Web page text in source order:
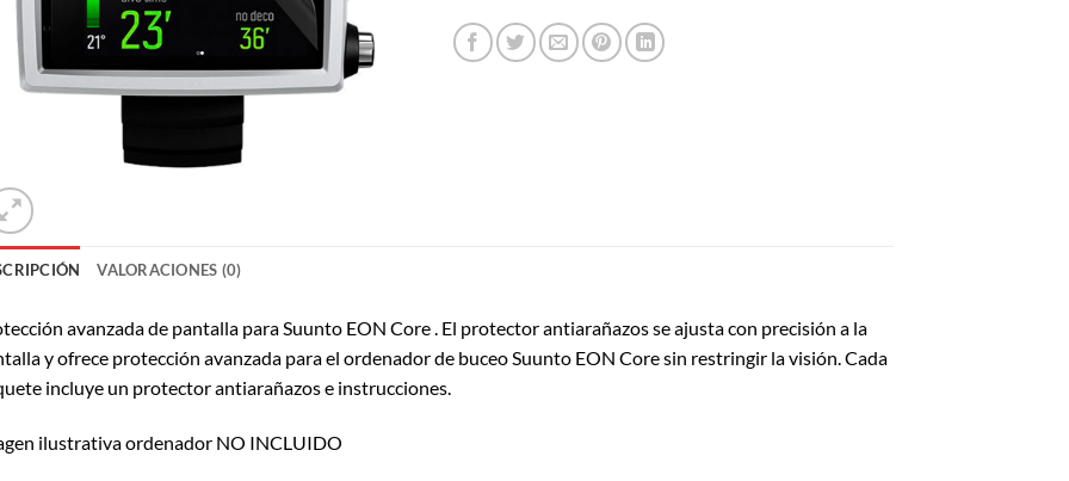
VALORACIONES (0)
avanzada de pantalla para Suunto EON Core . El protector antiarañazos se ajusta con precisión a la
y ofrece protección avanzada para el ordenador de buceo Suunto EON Core sin restringir la visión. Cada
incluye un protector antiarañazos e instrucciones.
ilustrativa ordenador NO INCLUIDO